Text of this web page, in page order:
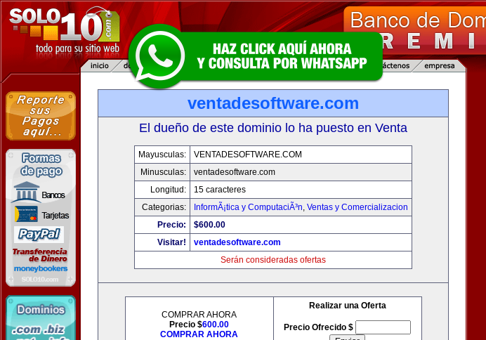
ventadesoftware.com
El dueño de este dominio lo ha puesto en Venta
Mayusculas:
VENTADESOFTWARE.COM
Minusculas:
ventadesoftware.com
Longitud:
15 caracteres
Categorias:
InformÃ¡tica y ComputaciÃ³n, Ventas y Comercializacion
Precio:
$600.00
Visitar!
ventadesoftware.com
Serán consideradas ofertas
COMPRAR AHORA
Precio $600.00
COMPRAR AHORA
Realizar una Oferta
Precio Ofrecido $